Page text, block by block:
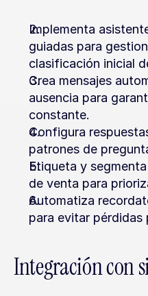
Implementa
guiadas para
clasificación inicial
Crea mensajes
ausencia para
constante.
Configura
patrones de
Etiqueta y
de venta para
Automatiza
para evitar
Integración con